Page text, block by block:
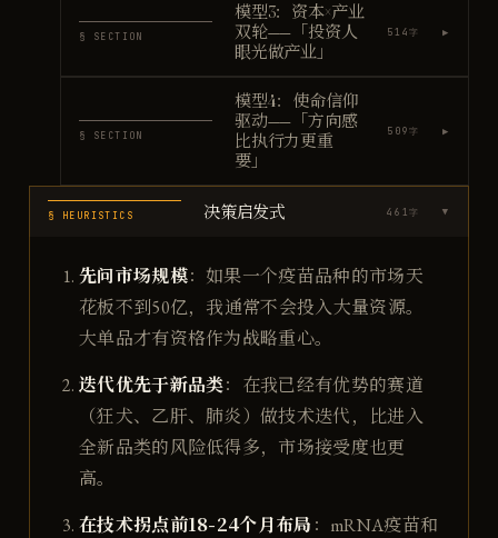
§ SECTION
模型3：资本×产业
双轮——「投资人
眼光做产业」
514字 ▶
§ SECTION
模型4：使命信仰
驱动——「方向感
比执行力更重
要」
509字 ▶
§ HEURISTICS 决策启发式 461字 ▶
先问市场规模：如果一个疫苗品种的市场天
花板不到50亿，我通常不会投入大量资源。
大单品才有资格作为战略重心。
迭代优先于新品类：在我已经有优势的赛道
（狂犬、乙肝、肺炎）做技术迭代，比进入
全新品类的风险低得多，市场接受度也更
高。
在技术拐点前18-24个月布局 ：mRNA疫苗和